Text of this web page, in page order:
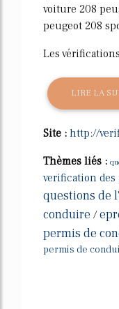
voiture 208
peugeot 208
Les
LIRE LA
Site : http://
Thèmes liés :
verification
questions de
conduire /
permis de
permis de